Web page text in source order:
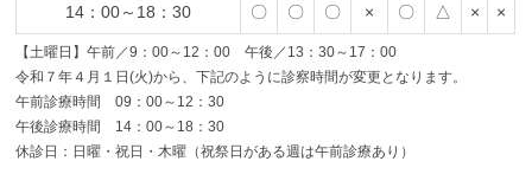
14：00～18：30 〇 〇 〇 × 〇 △ × ×
【土曜日】午前／9：00～12：00 午後／13：30～17：00
令和７年４月１日(火)から、下記のように診察時間が変更となります。
午前診療時間 09：00～12：30
午後診療時間 14：00～18：30
休診日：日曜・祝日・木曜（祝祭日がある週は午前診療あり）